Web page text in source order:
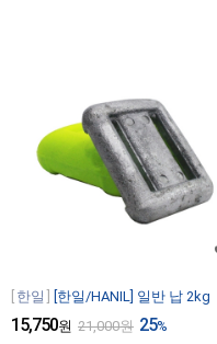
한일 [한일/HANIL] 일반 납 2kg
15,750원 21,000원 25%